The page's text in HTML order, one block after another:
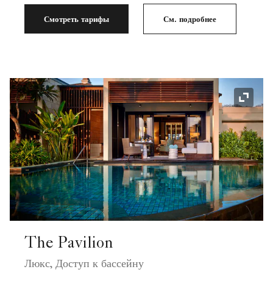
Смотреть тарифы См. подробнее
The Pavilion
Люкс, Доступ к бассейну